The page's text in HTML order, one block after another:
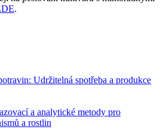
.
Udržitelná spotřeba a produkce
a analytické metody pro
a rostlin